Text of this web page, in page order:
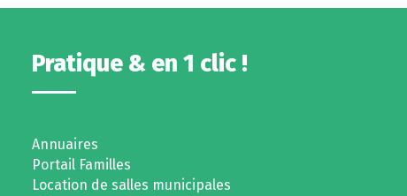
Pratique & en 1 clic !
Annuaires
Portail Familles
Location de salles municipales